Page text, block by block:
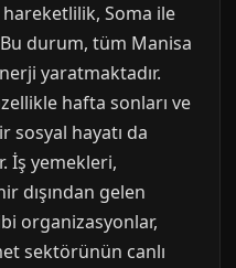
Soma ile
durum, tüm Manisa
yaratmaktadır.
hafta sonları ve
sosyal hayatı da
İş yemekleri,
dışından gelen
organizasyonlar,
sektörünün canlı